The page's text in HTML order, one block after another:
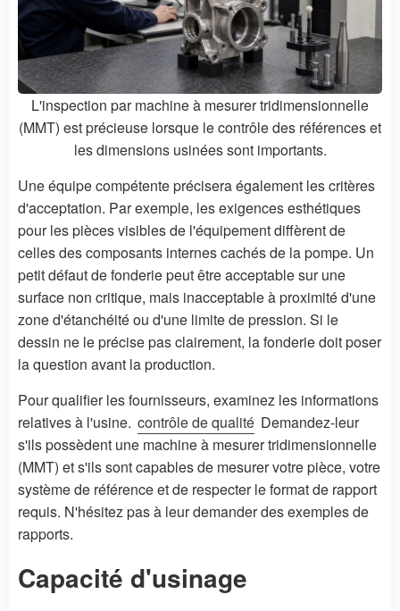
L'inspection par machine à mesurer tridimensionnelle
(MMT) est précieuse lorsque le contrôle des références et
les dimensions usinées sont importants.
Une équipe compétente précisera également les critères
d'acceptation. Par exemple, les exigences esthétiques
pour les pièces visibles de l'équipement diffèrent de
celles des composants internes cachés de la pompe. Un
petit défaut de fonderie peut être acceptable sur une
surface non critique, mais inacceptable à proximité d'une
zone d'étanchéité ou d'une limite de pression. Si le
dessin ne le précise pas clairement, la fonderie doit poser
la question avant la production.
Pour qualifier les fournisseurs, examinez les informations
relatives à l'usine. contrôle de qualité Demandez-leur
s'ils possèdent une machine à mesurer tridimensionnelle
(MMT) et s'ils sont capables de mesurer votre pièce, votre
système de référence et de respecter le format de rapport
requis. N'hésitez pas à leur demander des exemples de
rapports.
Capacité d'usinage